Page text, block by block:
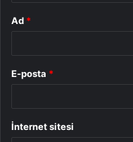
Ad *
E-posta *
İnternet sitesi